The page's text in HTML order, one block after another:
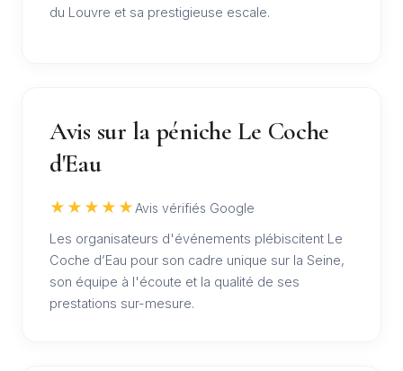
du Louvre et sa prestigieuse escale.
Avis sur la péniche Le Coche
d'Eau
★★★★★ Avis vérifiés Google
Les organisateurs d'événements plébiscitent Le
Coche d’Eau pour son cadre unique sur la Seine,
son équipe à l'écoute et la qualité de ses
prestations sur-mesure.